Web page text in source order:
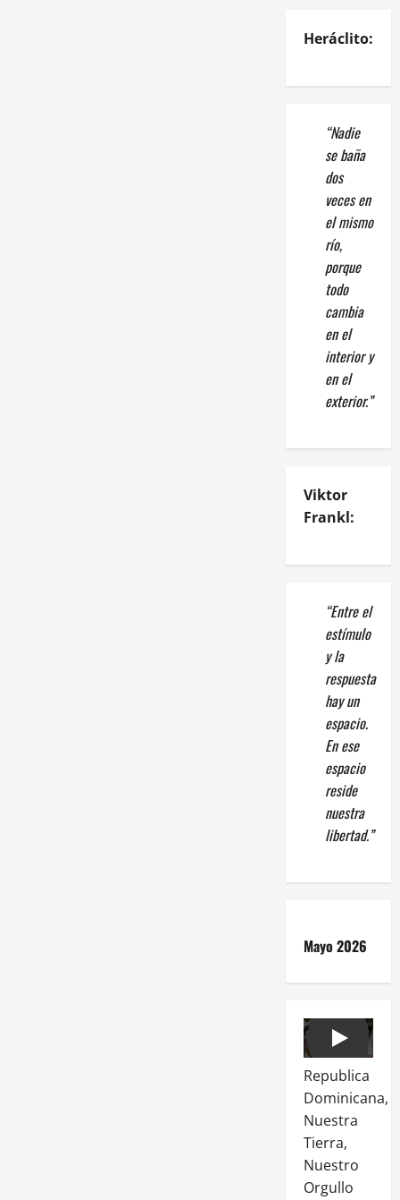
Heráclito:
“Nadie
se baña
dos
veces en
el mismo
río,
porque
todo
cambia
en el
interior y
en el
exterior.”
Viktor
Frankl:
“Entre el
estímulo
y la
respuesta
hay un
espacio.
En ese
espacio
reside
nuestra
libertad.”
Mayo 2026
Play
Republica
Dominicana,
Nuestra
Tierra,
Nuestro
Orgullo